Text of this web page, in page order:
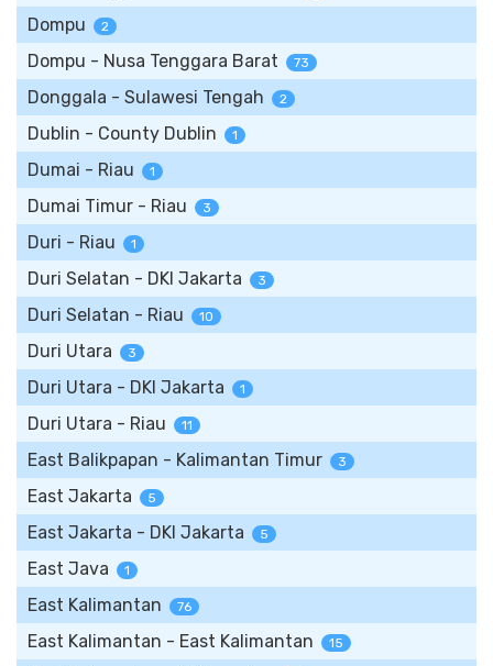
Dompu 2
Dompu - Nusa Tenggara Barat 73
Donggala - Sulawesi Tengah 2
Dublin - County Dublin 1
Dumai - Riau 1
Dumai Timur - Riau 3
Duri - Riau 1
Duri Selatan - DKI Jakarta 3
Duri Selatan - Riau 10
Duri Utara 3
Duri Utara - DKI Jakarta 1
Duri Utara - Riau 11
East Balikpapan - Kalimantan Timur 3
East Jakarta 5
East Jakarta - DKI Jakarta 5
East Java 1
East Kalimantan 76
East Kalimantan - East Kalimantan 15